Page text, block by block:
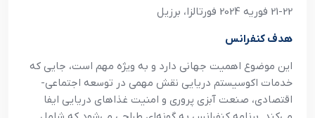
21-22 فوريه 2024 فورتالزا، برزيل
هدف کنفرانس
اين موضوع اهميت جهاني دارد و به ويژه مهم است، جايي که
خدمات اکوسيستم دريايي نقش مهمي در توسعه اجتماعي-
اقتصادي، صنعت آبزي پروري و امنيت غذاهاي دريايي ايفا